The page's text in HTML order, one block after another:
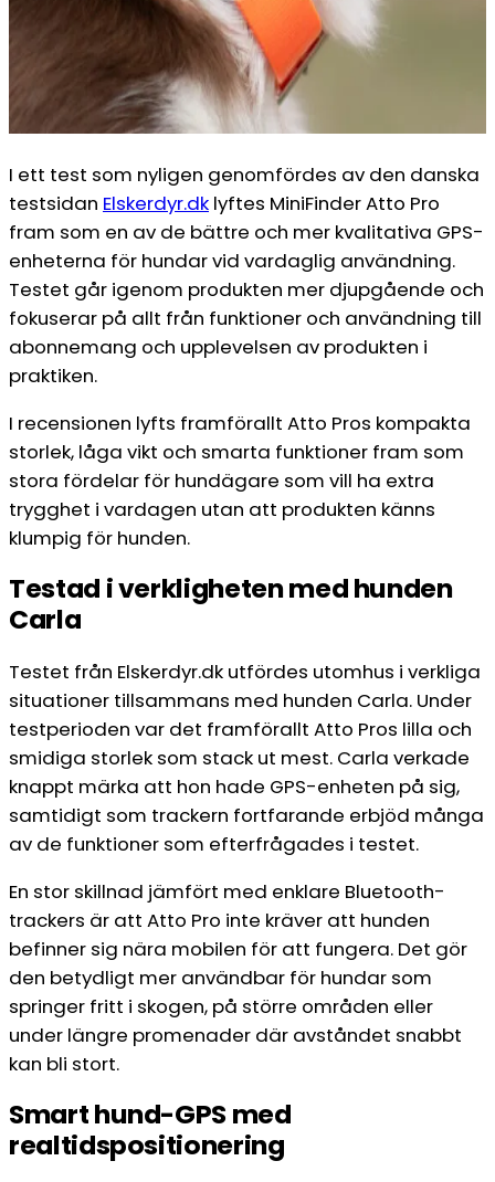
I ett test som nyligen genomfördes av den danska
testsidan Elskerdyr.dk lyftes MiniFinder Atto Pro
fram som en av de bättre och mer kvalitativa GPS-
enheterna för hundar vid vardaglig användning.
Testet går igenom produkten mer djupgående och
fokuserar på allt från funktioner och användning till
abonnemang och upplevelsen av produkten i
praktiken.
I recensionen lyfts framförallt Atto Pros kompakta
storlek, låga vikt och smarta funktioner fram som
stora fördelar för hundägare som vill ha extra
trygghet i vardagen utan att produkten känns
klumpig för hunden.
Testad i verkligheten med hunden
Carla
Testet från Elskerdyr.dk utfördes utomhus i verkliga
situationer tillsammans med hunden Carla. Under
testperioden var det framförallt Atto Pros lilla och
smidiga storlek som stack ut mest. Carla verkade
knappt märka att hon hade GPS-enheten på sig,
samtidigt som trackern fortfarande erbjöd många
av de funktioner som efterfrågades i testet.
En stor skillnad jämfört med enklare Bluetooth-
trackers är att Atto Pro inte kräver att hunden
befinner sig nära mobilen för att fungera. Det gör
den betydligt mer användbar för hundar som
springer fritt i skogen, på större områden eller
under längre promenader där avståndet snabbt
kan bli stort.
Smart hund-GPS med
realtidspositionering